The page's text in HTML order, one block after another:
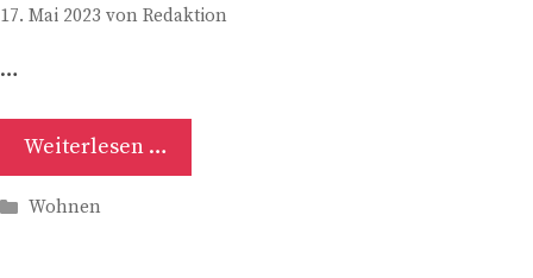
17. Mai 2023 von Redaktion
…
Weiterlesen …
Kategorien
Wohnen